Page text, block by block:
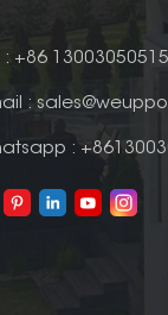
: +86 13003050515
:
: